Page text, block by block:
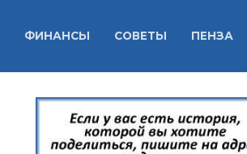
ФИНАНСЫ СОВЕТЫ ПЕНЗА